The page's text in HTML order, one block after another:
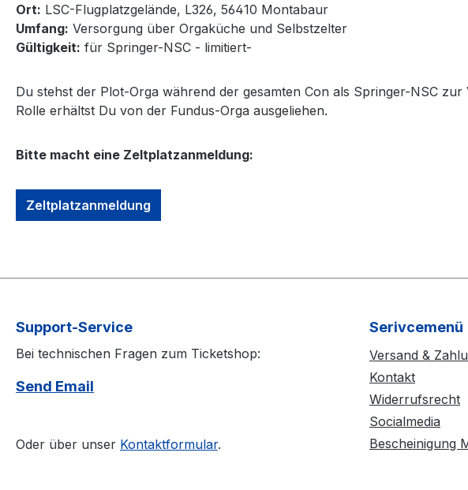
Ort: LSC-Flugplatzgelände, L326, 56410 Montabaur
Umfang: Versorgung über Orgaküche und Selbstzelter
Gültigkeit: für Springer-NSC - limitiert-
Du stehst der Plot-Orga während der gesamten Con als Springer-NSC
Rolle erhältst Du von der Fundus-Orga ausgeliehen.
Bitte macht eine Zeltplatzanmeldung:
Zeltplatzanmeldung
Support-Service
Bei technischen Fragen zum Ticketshop:
Send Email
Oder über unser Kontaktformular.
Serivcemenü
Versand &
Kontakt
Widerrufsrecht
Socialmedia
Bescheinigung